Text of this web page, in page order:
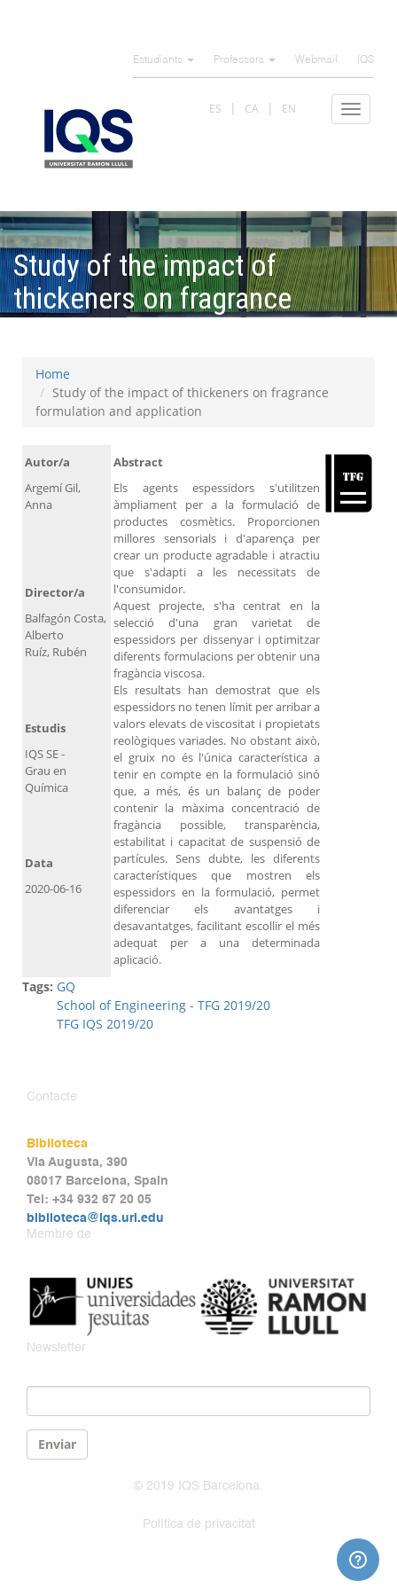
Estudiants Professors Webmail IQS
Toggle
ES CA EN
Study of the impact of
thickeners on fragrance
Home
Study of the impact of thickeners on fragrance
formulation and application
Autor/a
Argemí Gil,
Anna
Abstract
Els agents espessidors s'utilitzen
àmpliament per a la formulació de
productes cosmètics. Proporcionen
millores sensorials i d'aparença per
crear un producte agradable i atractiu
que s'adapti a les necessitats de
l'consumidor.
Aquest projecte, s'ha centrat en la
selecció d'una gran varietat de
espessidors per dissenyar i optimitzar
diferents formulacions per obtenir una
fragància viscosa.
Els resultats han demostrat que els
espessidors no tenen límit per arribar a
valors elevats de viscositat i propietats
reològiques variades. No obstant això,
el gruix no és l'única característica a
tenir en compte en la formulació sinó
que, a més, és un balanç de poder
contenir la màxima concentració de
fragància possible, transparència,
estabilitat i capacitat de suspensió de
partícules. Sens dubte, les diferents
característiques que mostren els
espessidors en la formulació, permet
diferenciar els avantatges i
desavantatges, facilitant escollir el més
adequat per a una determinada
aplicació.
Director/a
Balfagón Costa,
Alberto
Ruíz, Rubén
Estudis
IQS SE -
Grau en
Química
Data
2020-06-16
Tags: GQ
School of Engineering - TFG 2019/20
TFG IQS 2019/20
Contacte
Biblioteca
Via Augusta, 390
08017 Barcelona, Spain
Tel: +34 932 67 20 05
biblioteca@iqs.url.edu
Membre de
Newsletter
Enviar
© 2019 IQS Barcelona.
Política de privacitat